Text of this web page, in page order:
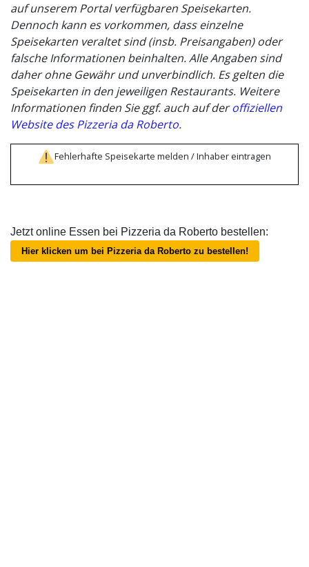
auf unserem Portal verfügbaren Speisekarten.
Dennoch kann es vorkommen, dass einzelne
Speisekarten veraltet sind (insb. Preisangaben) oder
falsche Informationen beinhalten. Alle Angaben sind
daher ohne Gewähr und unverbindlich. Es gelten die
Speisekarten in den jeweiligen Restaurants. Weitere
Informationen finden Sie ggf. auch auf deroffiziellen
Website des Pizzeria da Roberto.
Fehlerhafte Speisekarte melden / Inhaber eintragen
Jetzt online Essen bei Pizzeria da Roberto bestellen:
Hier klicken um bei Pizzeria da Roberto zu bestellen!